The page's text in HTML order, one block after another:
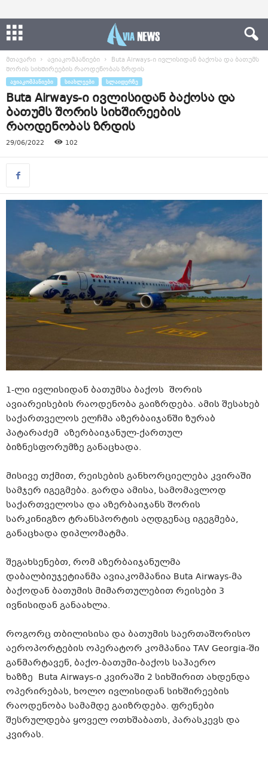
მთავარი ავიაკომპანიები
Buta Airways-ი ივლისიდან ბაქოსა და ბათუმს
შორის სიხშირეების რაოდენობას ზრდის
ᲐᲕᲘᲐᲙᲝᲛᲞᲐᲜᲘᲔᲑᲘ ᲡᲘᲐᲮᲚᲔᲔᲑᲘ ᲡᲚᲐᲘᲓᲔᲠᲖᲔ
Buta Airways-ი ივლისიდან ბაქოსა და
ბათუმს შორის სიხშირეების
რაოდენობას ზრდის
29/06/2022 102
1-ლი ივლისიდან ბათუმსა ბაქოს შორის
ავიარეისების რაოდენობა გაიზრდება. ამის შესახებ
საქართველოს ელჩმა აზერბაიჯანში ზურაბ
პატარაძემ აზერბაიჯანულ-ქართულ
ბიზნესფორუმზე განაცხადა.
მისივე თქმით, რეისების განხორციელება კვირაში
სამჯერ იგეგმება. გარდა ამისა, სამომავლოდ
საქართველოსა და აზერბაიჯანს შორის
სარკინიგზო ტრანსპორტის აღდგენაც იგეგმება,
განაცხადა დიპლომატმა.
შეგახსენებთ, რომ აზერბაიჯანულმა
დაბალბიუჯეტიანმა ავიაკომპანია Buta Airways-მა
ბაქოდან ბათუმის მიმართულებით რეისები 3
ივნისიდან განაახლა.
როგორც თბილისისა და ბათუმის საერთაშორისო
აეროპორტების ოპერატორ კომპანია TAV Georgia-ში
განმარტავენ, ბაქო-ბათუმი-ბაქოს საჰაერო
ხაზზე Buta Airways-ი კვირაში 2 სიხშირით ახდენდა
ოპერირებას, ხოლო ივლისიდან სიხშირეების
რაოდენობა სამამდე გაიზრდება. ფრენები
შესრულდება ყოველ ოთხშაბათს, პარასკევს და
კვირას.